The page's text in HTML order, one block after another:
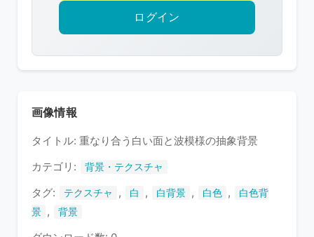
権
護
い
ま
ログイン
画像情報
タイトル: 重なり合う白い面と波模様の抽象背景
カテゴリ:
背景・テクスチャ
タグ: テクスチャ , 白 , 白背景 , 白色 ,
白色背
景 , 背景